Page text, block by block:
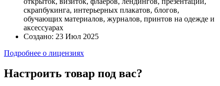
скрапбукинга, интерьерных плакатов, блогов,
обучающих материалов, журналов, принтов на одежде и
аксессуарах
Создано: 23 Июл 2025
Подробнее о лицензиях
Настроить товар под вас?